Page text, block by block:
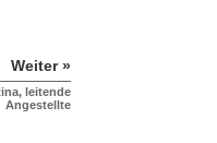
Weiter »
leitende
Angestellte